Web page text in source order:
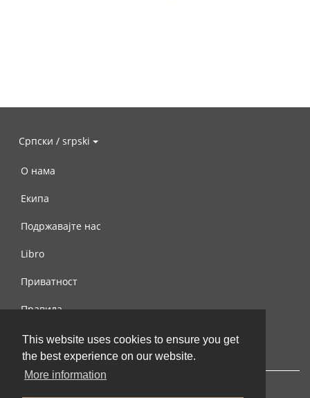
This website uses cookies to ensure you get
the best experience on our website.
More information
Српски / srpski
О нама
Екипа
Подржавајте нас
Libro
Приватност
Правила
Контактирајте нас